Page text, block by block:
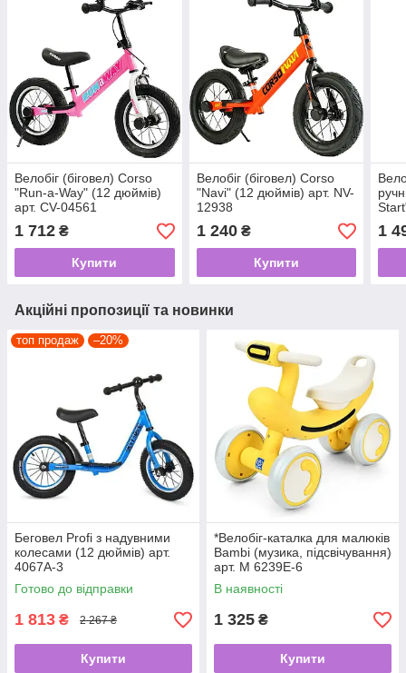
Велобіг (біговел) Corso
"Run-a-Way" (12 дюймів)
арт. CV-04561
1 712 ₴
Купити
Велобіг (біговел) Corso
"Navi" (12 дюймів) арт. NV-
12938
1 240₴
Купити
1
Акційні пропозиції та новинки
топ продаж –20%
Беговел Profi з надувними
колесами (12 дюймів) арт.
4067A-3
Готово до відправки
1 813 ₴ 2 267 ₴
Купити
*Велобіг-каталка для малюків
Bambi (музика, підсвічування)
арт. M 6239E-6
В наявності
1 325 ₴
Купити